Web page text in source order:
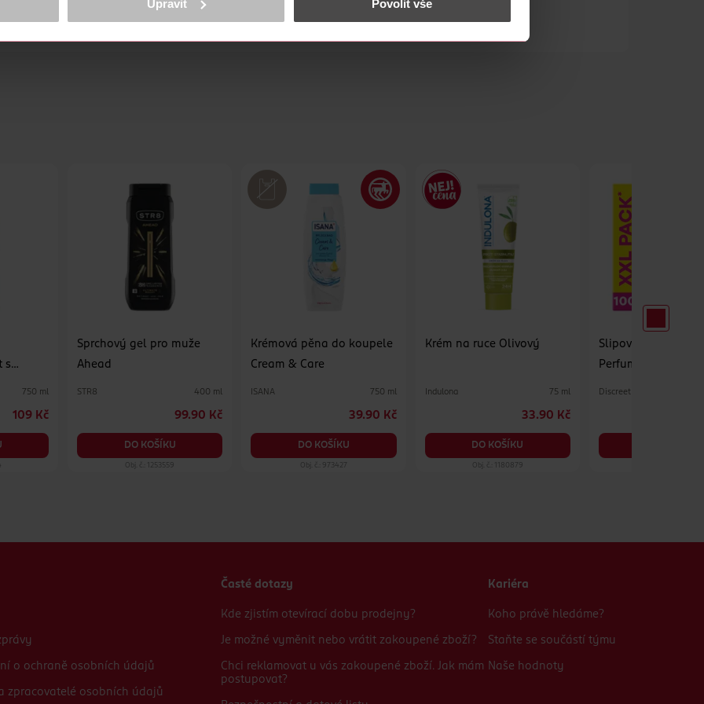
<
Upravit Povolit vše
s
750 ml
109 Kč
Sprchový gel pro muže
Ahead
STR8 400 ml
99.90 Kč
DO KOŠÍKU
Obj. č.: 1253559
Krémová pěna do koupele
Cream & Care
ISANA 750 ml
39.90 Kč
DO KOŠÍKU
Obj. č.: 973427
Krém na ruce Olivový
Indulona 75 ml
33.90 Kč
DO KOŠÍKU
Obj. č.: 1180879
Slipové vložky 0%
Perfume Normal
Discreet
o ochraně osobních údajů
zpracovatelé osobních údajů
Časté dotazy
Kde zjistím otevírací dobu prodejny?
Je možné vyměnit nebo vrátit zakoupené zboží?
Chci reklamovat u vás zakoupené zboží. Jak mám
postupovat?
Kariéra
Koho právě hledáme?
Staňte se součástí týmu
Naše hodnoty